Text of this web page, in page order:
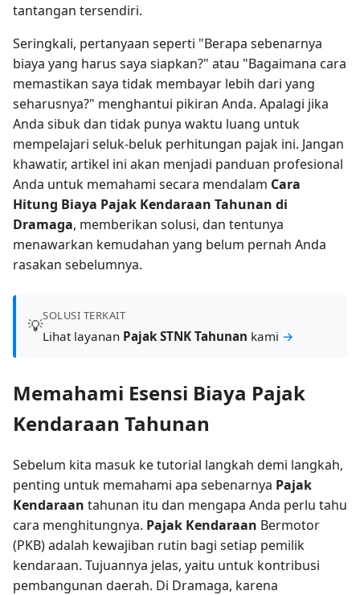
tantangan tersendiri.
Seringkali, pertanyaan seperti "Berapa sebenarnya
biaya yang harus saya siapkan?" atau "Bagaimana cara
memastikan saya tidak membayar lebih dari yang
seharusnya?" menghantui pikiran Anda. Apalagi jika
Anda sibuk dan tidak punya waktu luang untuk
mempelajari seluk-beluk perhitungan pajak ini. Jangan
khawatir, artikel ini akan menjadi panduan profesional
Anda untuk memahami secara mendalam Cara
Hitung Biaya Pajak Kendaraan Tahunan di
Dramaga, memberikan solusi, dan tentunya
menawarkan kemudahan yang belum pernah Anda
rasakan sebelumnya.
💡
SOLUSI TERKAIT
Lihat layanan Pajak STNK Tahunan kami →
Memahami Esensi Biaya Pajak
Kendaraan Tahunan
Sebelum kita masuk ke tutorial langkah demi langkah,
penting untuk memahami apa sebenarnya Pajak
Kendaraan tahunan itu dan mengapa Anda perlu tahu
cara menghitungnya. Pajak Kendaraan Bermotor
(PKB) adalah kewajiban rutin bagi setiap pemilik
kendaraan. Tujuannya jelas, yaitu untuk kontribusi
pembangunan daerah. Di Dramaga, karena